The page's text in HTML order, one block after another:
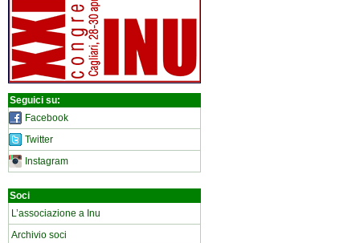
Seguici su:
Facebook
Twitter
Instagram
Soci
L’associazione a Inu
Archivio soci